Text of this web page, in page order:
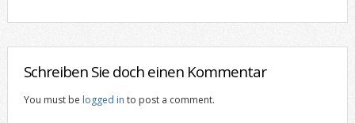
Schreiben Sie doch einen Kommentar
You must be logged in to post a comment.